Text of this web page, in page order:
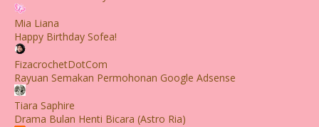
Mia Liana
Happy Birthday Sofea!
FizacrochetDotCom
Rayuan Semakan Permohonan Google Adsense
Tiara Saphire
Drama Bulan Henti Bicara (Astro Ria)